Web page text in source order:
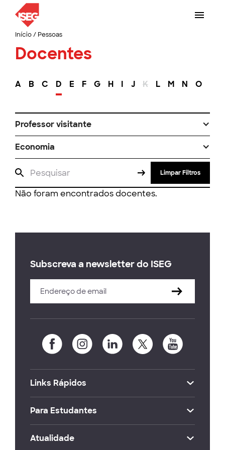
Início/ Pessoas
Docentes
A B C D E F G H I J K L M N O
Professor visitante
Economia
Limpar Filtros
Não foram encontrados docentes.
Subscreva a newsletter do ISEG
Links Rápidos
Para Estudantes
Atualidade